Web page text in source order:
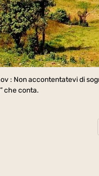
: Non accontentatevi di
che conta.